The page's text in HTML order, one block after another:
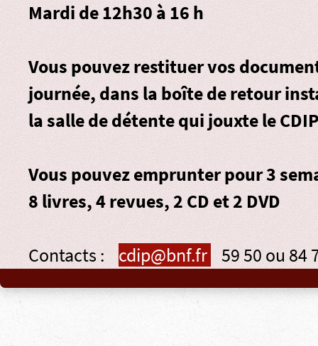
Mardi de 12h30 à 16 h
Vous pouvez restituer vos
journée, dans la boîte de retour
la salle de détente qui jouxte le
Vous pouvez emprunter pour 3
8 livres, 4 revues, 2 CD et 2 DVD
Contacts : cdip@bnf.fr 59 50 ou 84